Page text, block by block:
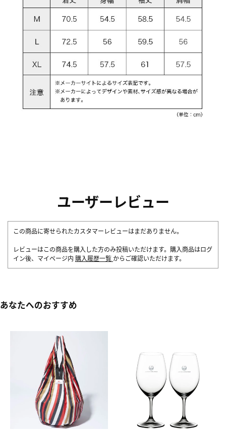
ユーザーレビュー
この商品に寄せられたカスタマーレビューはまだありません。
レビューはこの商品を購入した方のみ投稿いただけます。購入商品はログ
イン後、マイページ内 購入履歴一覧 からご確認いただけます。
あなたへのおすすめ